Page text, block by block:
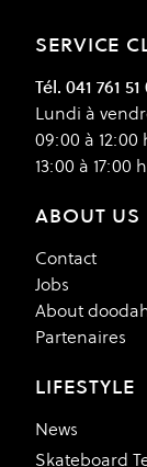
SERVICE
Tél. 041 761 51
Lundi à
09:00 à 12:00
13:00 à 17:00 h
ABOUT US
Contact
Jobs
About
Partenaires
LIFESTYLE
News
Skateboard